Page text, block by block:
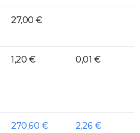
27,00 €
1,20 € 0,01 €
270,60 € 2,26 €